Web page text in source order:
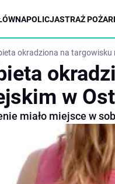
POLICJASTRAŻ
okradziona na
w
miało miejsce w